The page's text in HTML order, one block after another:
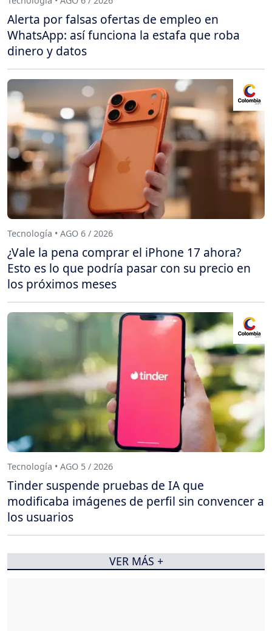
Alerta por falsas ofertas de empleo en
WhatsApp: así funciona la estafa que roba
dinero y datos
Tecnología • AGO 6 / 2026
¿Vale la pena comprar el iPhone 17 ahora?
Esto es lo que podría pasar con su precio en
los próximos meses
Tecnología • AGO 5 / 2026
Tinder suspende pruebas de IA que
modificaba imágenes de perfil sin convencer a
los usuarios
VER MÁS +